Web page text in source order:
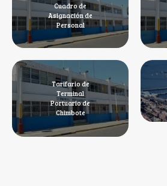
Cuadro de
Asignación de
Personal
Tarifario de
Terminal
Portuario de
Chimbote